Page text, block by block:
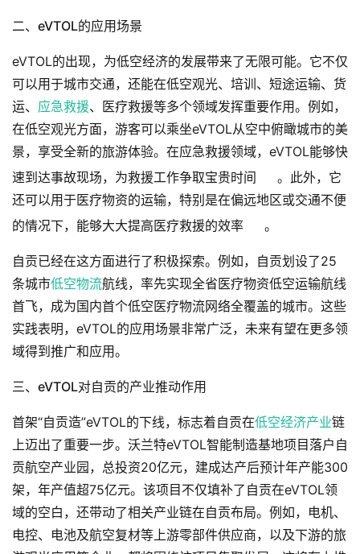
二、eVTOL的应用场景
eVTOL的出现，为低空经济的发展带来了无限可能。它不仅
可以用于城市交通，还能在低空观光、培训、短途运输、货
运、 应急救援、医疗救援等多个领域发挥重要作用。例如，
在低空观光方面，游客可以乘坐eVTOL从空中俯瞰城市的美
景，享受全新的旅游体验。在应急救援领域，eVTOL能够快
速到达事故现场，为救援工作争取宝贵时间
。此外，它
还可以用于医疗物资的运输，特别是在偏远地区或交通不便
的情况下，能够大大提高医疗救援的效率
。
自贡已经在这方面进行了积极探索。例如，自贡划设了25
条城市低空物流航线，率先实现全省医疗物资低空运输航线
首飞，成为国内首个低空医疗物流网络全覆盖的城市。这些
实践表明，eVTOL的应用场景非常广泛，未来有望在更多领
域得到推广和应用。
三、eVTOL对自贡的产业推动作用
首架“自贡造”eVTOL的下线，标志着自贡在低空经济产业链
上迈出了重要一步。沃兰特eVTOL智能制造基地项目落户自
贡航空产业园，总投资20亿元，建成达产后预计年产能300
架，年产值超75亿元。该项目不仅填补了自贡在eVTOL领
域的空白，还带动了相关产业链在自贡布局。例如，电机、
电控、电池及航空复材等上游零部件供应商，以及下游的旅